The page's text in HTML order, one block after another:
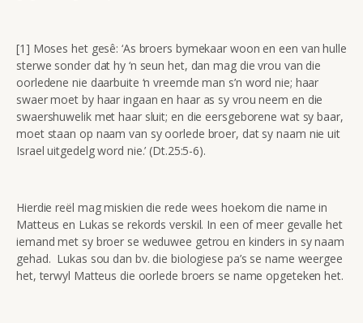
[1] Moses het gesê: ‘As broers bymekaar woon en een van hulle
sterwe sonder dat hy ‘n seun het, dan mag die vrou van die
oorledene nie daarbuite ‘n vreemde man s’n word nie; haar
swaer moet by haar ingaan en haar as sy vrou neem en die
swaershuwelik met haar sluit; en die eersgeborene wat sy baar,
moet staan op naam van sy oorlede broer, dat sy naam nie uit
Israel uitgedelg word nie.’ (Dt.25:5-6).
Hierdie reël mag miskien die rede wees hoekom die name in
Matteus en Lukas se rekords verskil. In een of meer gevalle het
iemand met sy broer se weduwee getrou en kinders in sy naam
gehad. Lukas sou dan bv. die biologiese pa’s se name weergee
het, terwyl Matteus die oorlede broers se name opgeteken het.